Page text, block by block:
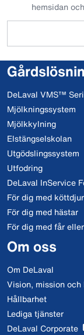
hemsidan
DeLaval VMS™
Mjölkningssystem
Mjölkkylning
Elstängselskolan
Utgödslingssystem
Utfodring
DeLaval InService
För dig med köttdjur
För dig med hästar
För dig med får
Om oss
Om DeLaval
Vision, mission och
Hållbarhet
Lediga tjänster
DeLaval Corporate